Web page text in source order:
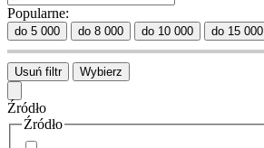
Popularne:
do 5 000 do 8 000 do 10 000 do 15 000
Usuń filtr Wybierz
Źródło
Źródło